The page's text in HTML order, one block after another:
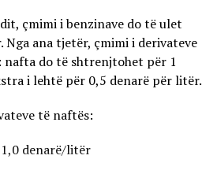
çmimi i benzinave do të ulet
Nga ana tjetër, çmimi i derivateve
do të shtrenjtohet për 1
i lehtë për 0,5 denarë për litër.
të naftës:
denarë/litër